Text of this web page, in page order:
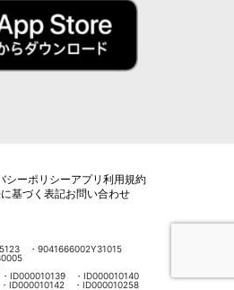
シーポリシーアプリ利用規約
基づく表記お問い合わせ
・9041666002Y31015
ID000010139 ・ID000010140
ID000010142 ・ID000010258